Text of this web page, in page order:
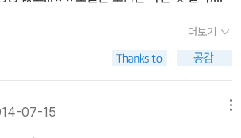
라도 그저 웃으면서 흘려보내고, 언제나 내가
서 바라볼 노릇이라고 속삭였다. 새말(새가
짐(또래 신주머니)을 잔뜩 안은 채 쪼그려앉
보았다. “꽃아, 내가 손으로 널 쓰다듬고 싶
또래들 신주머니를 가득 안았어. 그래서 난 널
. 책이름부터 “멍”이니, 어버이한테서 얻어
뻔한 아이가 마음동무를 만나서 이제 멍은
서려는 길이지.#AnkedeVries#Blauwe plek
, 숲노래”라는 이름으로 시골인 전남 고흥에
을 꾸립니다. ‘보리 국어사전’ 편집장을 맡았
벌레'구나 어릴 적부터 책을 좋아해서 친구들한
었다.미국에 있을 때도 책을 열심히 읽었는데
같다.근데 요즘 책에 또 푹 빠져 있는 나다.두
한시간 정도 누웠다가 일어나서 다시 책을
.^^아무 생각 없이 책에 푹 빠져 있으니 참 좋
더보기
07-15